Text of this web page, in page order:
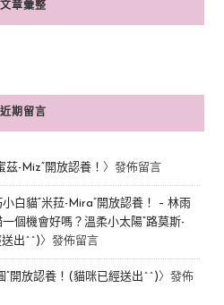
文章彙整
近期留言
茲-Miz”開放認養！ 〉發佈留言
白貓“米菈-Mira”開放認養！ – 林雨
個機會好嗎？溫柔小太陽“路莫斯-
出^^) 〉發佈留言
”開放認養！(貓咪已經送出^^) 〉發佈